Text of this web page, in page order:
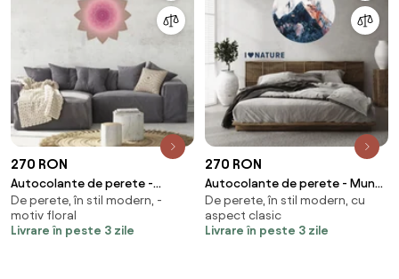
270 RON
Autocolante de perete -
Mandala maro - roz
De perete, în stil modern, -
motiv floral
Livrare în peste 3 zile
270 RON
Autocolante de perete - Munții
cu inscripție
De perete, în stil modern, cu
aspect clasic
Livrare în peste 3 zile